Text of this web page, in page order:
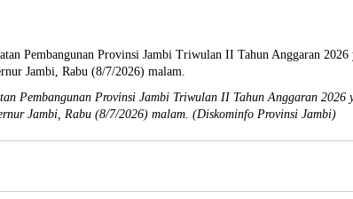
Pembangunan Provinsi Jambi Triwulan II Tahun Anggaran 2026
Jambi, Rabu (8/7/2026) malam. (Diskominfo Provinsi Jambi)